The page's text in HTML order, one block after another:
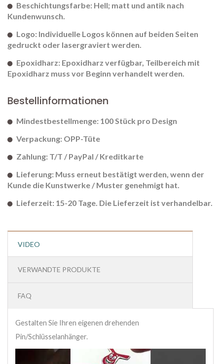
Beschichtungsfarbe: Hell; matt und antik nach
Kundenwunsch.
Logo: Individuelle Logos können auf beiden Seiten
gedruckt oder lasergraviert werden.
Epoxidharz: Epoxidharz verfügbar, Teilbereich mit
Epoxidharz muss vor Beginn verhandelt werden.
Bestellinformationen
Mindestbestellmenge: 100 Stück pro Design
Verpackung: OPP-Tüte
Zahlung: T/T / PayPal / Kreditkarte
Lieferung: Muss erneut bestätigt werden, wenn der
Kunde die Kunstwerke / Muster genehmigt hat.
Lieferzeit: 15-20 Tage. Die Lieferzeit ist verhandelbar.
VIDEO
VERWANDTE PRODUKTE
FAQ
Gestalten Sie Ihren eigenen drehenden
Pin/Schlüsselanhänger.